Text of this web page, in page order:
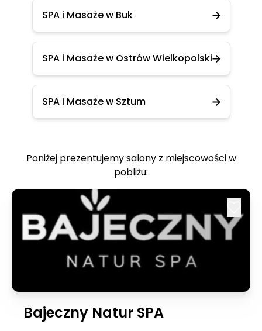
SPA i Masaże w Buk
SPA i Masaże w Ostrów Wielkopolski
SPA i Masaże w Sztum
Poniżej prezentujemy salony z miejscowości w
pobliżu:
Bajeczny Natur SPA